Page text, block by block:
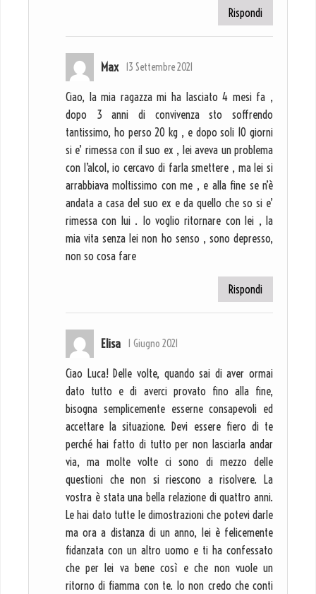
Rispondi
Max 13 Settembre 2021
Ciao, la mia ragazza mi ha lasciato 4 mesi fa ,
dopo 3 anni di convivenza sto soffrendo
tantissimo, ho perso 20 kg , e dopo soli 10 giorni
si e’ rimessa con il suo ex , lei aveva un problema
con l’alcol, io cercavo di farla smettere , ma lei si
arrabbiava moltissimo con me , e alla fine se n’è
andata a casa del suo ex e da quello che so si e’
rimessa con lui . Io voglio ritornare con lei , la
mia vita senza lei non ho senso , sono depresso,
non so cosa fare
Rispondi
Elisa 1 Giugno 2021
Ciao Luca! Delle volte, quando sai di aver ormai
dato tutto e di averci provato fino alla fine,
bisogna semplicemente esserne consapevoli ed
accettare la situazione. Devi essere fiero di te
perché hai fatto di tutto per non lasciarla andar
via, ma molte volte ci sono di mezzo delle
questioni che non si riescono a risolvere. La
vostra è stata una bella relazione di quattro anni.
Le hai dato tutte le dimostrazioni che potevi darle
ma ora a distanza di un anno, lei è felicemente
fidanzata con un altro uomo e ti ha confessato
che per lei va bene così e che non vuole un
ritorno di fiamma con te. Io non credo che conti